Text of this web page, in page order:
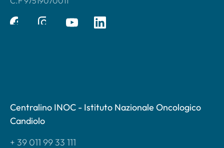
Centralino INOC - Istituto Nazionale Oncologico
Candiolo
+ 39 011 99 33 111